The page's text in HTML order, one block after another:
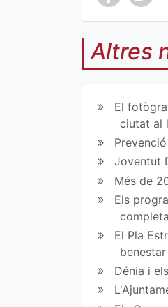
Co
art
ir
en
Fa
ce
bo
ok
Altres
El
ciutat al
Joventut
Més de
Els
El Pla
Dénia i